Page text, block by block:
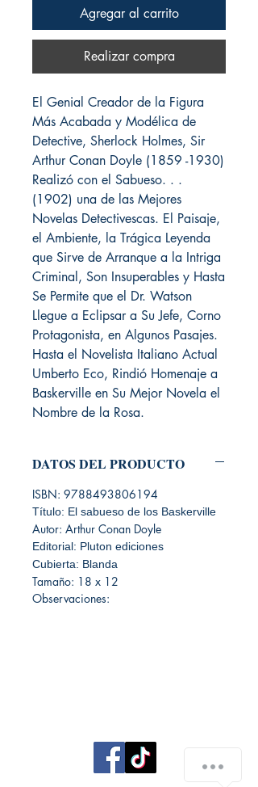
Agregar al carrito
Realizar compra
El Genial Creador de la Figura
Más Acabada y Modélica de
Detective, Sherlock Holmes, Sir
Arthur Conan Doyle (1859 -1930)
Realizó con el Sabueso. . .
(1902) una de las Mejores
Novelas Detectivescas. El Paisaje,
el Ambiente, la Trágica Leyenda
que Sirve de Arranque a la Intriga
Criminal, Son Insuperables y Hasta
Se Permite que el Dr. Watson
Llegue a Eclipsar a Su Jefe, Corno
Protagonista, en Algunos Pasajes.
Hasta el Novelista Italiano Actual
Umberto Eco, Rindió Homenaje a
Baskerville en Su Mejor Novela el
Nombre de la Rosa.
DATOS DEL PRODUCTO
ISBN: 9788493806194
Título: El sabueso de los Baskerville
Autor: Arthur Conan Doyle
Editorial: Pluton ediciones
Cubierta: Blanda
Tamaño: 18 x 12
Observaciones:
Consultar Stock